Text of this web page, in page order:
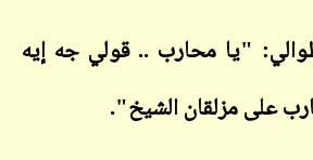
"يا محارب .. قولي جه إيه
على مزلقان الشيخ".